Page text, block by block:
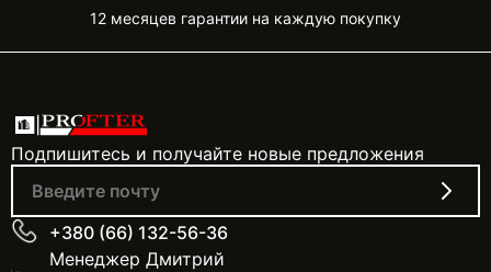
12 месяцев гарантии на каждую покупку
Подпишитесь и получайте новые предложения
+380 (66) 132-56-36
Менеджер Дмитрий